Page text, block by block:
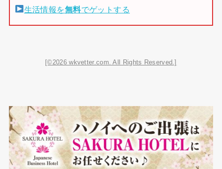
生活情報を無料でゲットする
[©2026 wkvetter.com. All Rights Reserved.]